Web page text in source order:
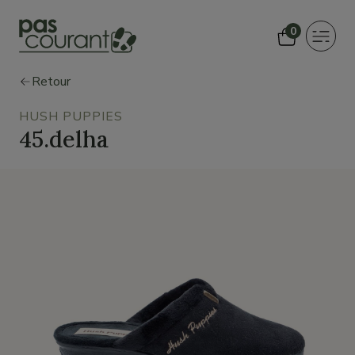
0
Toggle
Retour
HUSH PUPPIES
45.delha